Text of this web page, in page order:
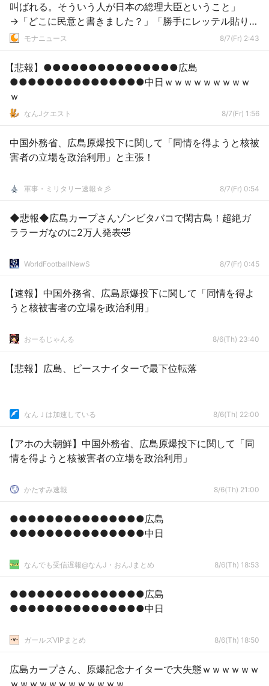
叫ばれる。そういう人が日本の総理大臣ということ」
→「どこに民意と書きました？」「勝手にレッテル貼り付
けないで」逆ギレ
モナニュース 8/7(Fr) 2:43
【悲報】●●●●●●●●●●●●●●●広島
●●●●●●●●●●●●●●●中日ｗｗｗｗｗｗｗｗｗ
ｗ
なんJクエスト 8/7(Fr) 1:56
中国外務省、広島原爆投下に関して「同情を得ようと核被
害者の立場を政治利用」と主張！
軍事・ミリタリー速報☆彡 8/7(Fr) 0:54
◆悲報◆広島カープさんゾンビタバコで閑古鳥！超絶ガ
ララーガなのに2万人発表🤣
WorldFootballNewS 8/7(Fr) 0:45
【速報】中国外務省、広島原爆投下に関して「同情を得よ
うと核被害者の立場を政治利用」
おーるじゃんる 8/6(Th) 23:40
【悲報】広島、ピースナイターで最下位転落
なんＪは加速している 8/6(Th) 22:00
【アホの大朝鮮】中国外務省、広島原爆投下に関して「同
情を得ようと核被害者の立場を政治利用」
かたすみ速報 8/6(Th) 21:00
●●●●●●●●●●●●●●●広島
●●●●●●●●●●●●●●●中日
なんでも受信遅報@なんJ・おんJまとめ 8/6(Th) 18:53
●●●●●●●●●●●●●●●広島
●●●●●●●●●●●●●●●中日
ガールズVIPまとめ 8/6(Th) 18:50
広島カープさん、原爆記念ナイターで大失態ｗｗｗｗｗｗ
ｗｗｗｗｗｗｗｗｗｗｗｗ